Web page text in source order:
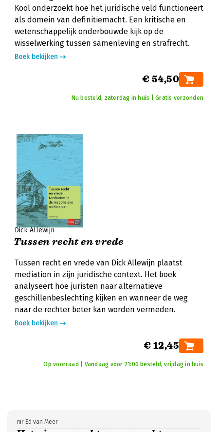
Kool onderzoekt hoe het juridische veld functioneert
als domein van definitiemacht. Een kritische en
wetenschappelijk onderbouwde kijk op de
wisselwerking tussen samenleving en strafrecht.
Boek bekijken
€ 54,50
Nu besteld, zaterdag in huis | Gratis verzonden
Dick Allewijn
Tussen recht en vrede
Tussen recht en vrede van Dick Allewijn plaatst
mediation in zijn juridische context. Het boek
analyseert hoe juristen naar alternatieve
geschillenbeslechting kijken en wanneer de weg
naar de rechter beter kan worden vermeden.
Boek bekijken
€ 12,45
Op voorraad | Vandaag voor 21:00 besteld, vrijdag in huis
mr Ed van Meer